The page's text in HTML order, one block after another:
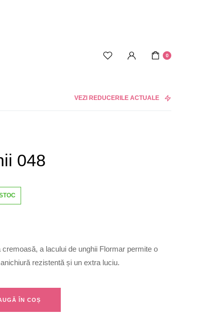
0
VEZI REDUCERILE ACTUALE
048
a lacului de unghii Flormar permite o
rezistentă și un extra luciu.
ÎN COȘ